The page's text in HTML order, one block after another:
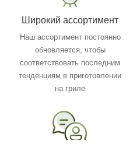
Широкий ассортимент
Наш ассортимент постоянно
обновляется, чтобы
соответствовать последним
тенденциям в приготовлении
на гриле